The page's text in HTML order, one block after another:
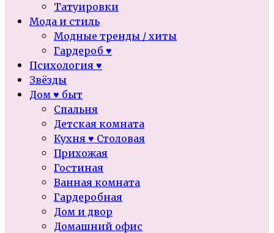
Татуировки
Мода и стиль
Модные тренды / хиты
Гардероб ♥
Психология ♥
Звёзды
Дом ♥ быт
Спальня
Детская комната
Кухня ♥ Столовая
Прихожая
Гостиная
Ванная комната
Гардеробная
Дом и двор
Домашний офис